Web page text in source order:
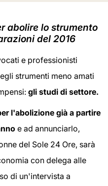
abolire lo strumento
del 2016
e professionisti
strumenti meno amati
gli studi di settore.
l'abolizione già a partire
e ad annunciarlo,
del Sole 24 Ore, sarà
con delega alle
di un'intervista a